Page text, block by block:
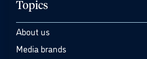
Topics
About us
Media brands